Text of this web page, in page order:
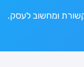
ומחשוב לעסק.